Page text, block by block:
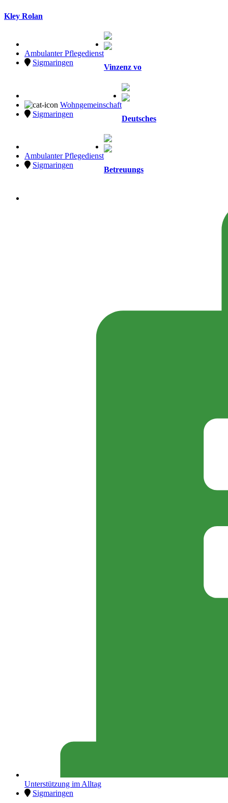
Kley Rolan
Ambulanter Pflegedienst
Sigmaringen
Vinzenz vo
Wohngemeinschaft
Sigmaringen
Deutsches
Ambulanter Pflegedienst
Sigmaringen
Betreuungs
Unterstützung im Alltag
Sigmaringen